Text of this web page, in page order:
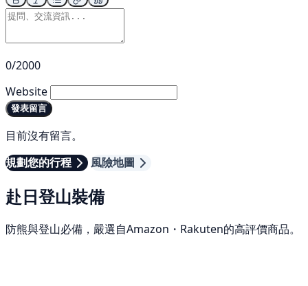
0/2000
Website
發表留言
目前沒有留言。
規劃您的行程
風險地圖
赴日登山裝備
防熊與登山必備，嚴選自Amazon・Rakuten的高評價商品。